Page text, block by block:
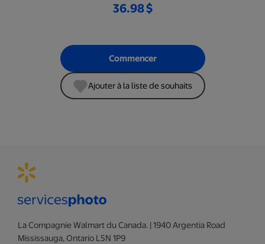
36.98 $
Commencer
Ajouter à la liste de souhaits
La Compagnie Walmart du Canada. | 1940 Argentia Road
Mississauga, Ontario L5N 1P9